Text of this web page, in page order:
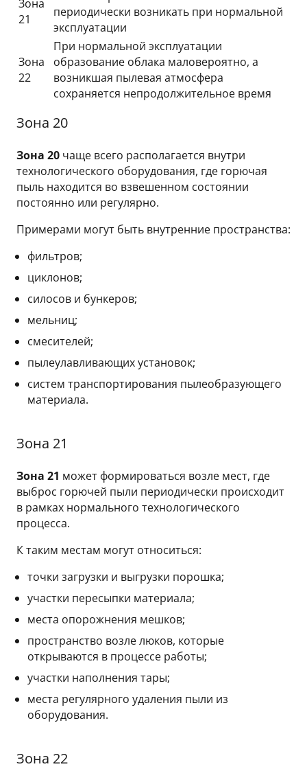
Зона
21
периодически возникать при нормальной
эксплуатации
Зона
22
При нормальной эксплуатации
образование облака маловероятно, а
возникшая пылевая атмосфера
сохраняется непродолжительное время
Зона 20
Зона 20 чаще всего располагается внутри
технологического оборудования, где горючая
пыль находится во взвешенном состоянии
постоянно или регулярно.
Примерами могут быть внутренние пространства:
фильтров;
циклонов;
силосов и бункеров;
мельниц;
смесителей;
пылеулавливающих установок;
систем транспортирования пылеобразующего
материала.
Зона 21
Зона 21 может формироваться возле мест, где
выброс горючей пыли периодически происходит
в рамках нормального технологического
процесса.
К таким местам могут относиться:
точки загрузки и выгрузки порошка;
участки пересыпки материала;
места опорожнения мешков;
пространство возле люков, которые
открываются в процессе работы;
участки наполнения тары;
места регулярного удаления пыли из
оборудования.
Зона 22